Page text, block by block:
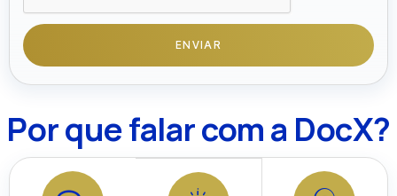
ENVIAR
Por que falar com a DocX?